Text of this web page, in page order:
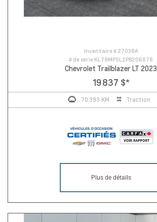
Inventaire # 27038A
# de série KL79MPSL2PB206878
Chevrolet Trailblazer LT 2023
19 837 $*
70 393 KM Traction
Plus de détails